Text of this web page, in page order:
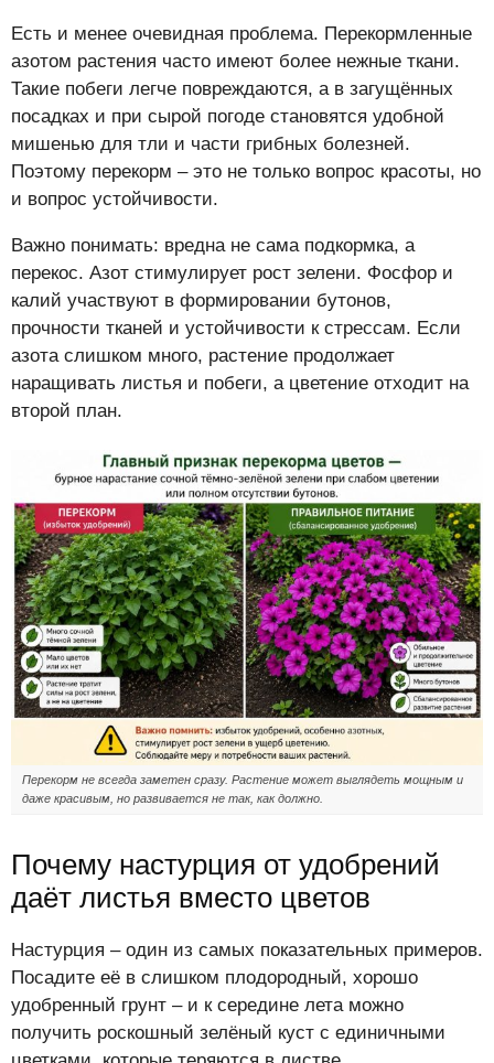
Есть и менее очевидная проблема. Перекормленные
азотом растения часто имеют более нежные ткани.
Такие побеги легче повреждаются, а в загущённых
посадках и при сырой погоде становятся удобной
мишенью для тли и части грибных болезней.
Поэтому перекорм – это не только вопрос красоты, но
и вопрос устойчивости.
Важно понимать: вредна не сама подкормка, а
перекос. Азот стимулирует рост зелени. Фосфор и
калий участвуют в формировании бутонов,
прочности тканей и устойчивости к стрессам. Если
азота слишком много, растение продолжает
наращивать листья и побеги, а цветение отходит на
второй план.
Перекорм не всегда заметен сразу. Растение может выглядеть мощным и
даже красивым, но развивается не так, как должно.
Почему настурция от удобрений
даёт листья вместо цветов
Настурция – один из самых показательных примеров.
Посадите её в слишком плодородный, хорошо
удобренный грунт – и к середине лета можно
получить роскошный зелёный куст с единичными